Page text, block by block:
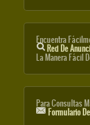
Encuentra
Red De
La Manera Fácil
Para Consultas
Formulario